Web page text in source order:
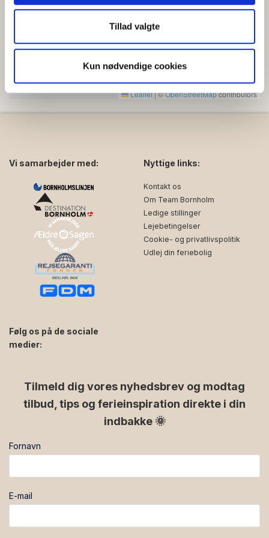
at analysere vores trafik. Vi deler også oplysninger om
din brug af vores hjemmeside med vores partnere inden
for sociale medier, annonceringspartnere og
analysepartnere. Vores partnere kan kombinere disse
data med andre oplysninger, du har givet dem, eller som
de har indsamlet fra din brug af deres tjenester.
Tillad valgte
Kun nødvendige cookies
Leaflet|©OpenStreetMapcontributors
Vi samarbejder med:
Følg os på de sociale
medier:
Nyttige links:
Kontakt os
Om Team Bornholm
Ledige stillinger
Lejebetingelser
Cookie- og privatlivspolitik
Udlej din feriebolig
Tilmeld dig vores nyhedsbrev og modtag
tilbud, tips og ferieinspiration direkte i din
indbakke 🌞
Fornavn
E-mail